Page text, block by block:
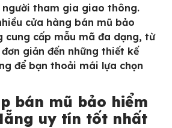
tham gia giao thông.
cửa hàng bán mũ bảo
cung cấp mẫu mã đa dạng, từ
giản đến những thiết kế
để bạn thoải mái lựa chọn
bán mũ bảo hiểm
uy tín tốt nhất